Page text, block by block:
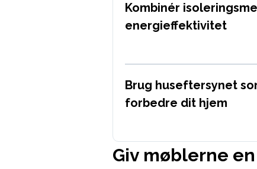
Kombinér
energieffektivitet
Brug huseftersynet
forbedre dit hjem
Giv møblerne